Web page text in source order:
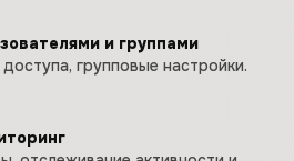
и группами
групповые настройки.